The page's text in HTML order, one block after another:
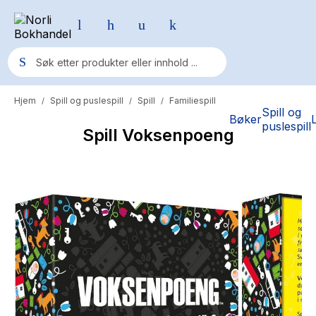
BøkerSpill og
puslespill
Populære søk
Yesteryear
Elizabeth Strout
Hitster
Hypopressiv trening
Hjem / Spill og puslespill / Spill / Familiespill
Spill Voksenpoeng